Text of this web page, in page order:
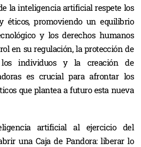
la inteligencia artificial respete los
éticos, promoviendo un equilibrio
y los derechos humanos
en su regulación, la protección de
individuos y la creación de
es crucial para afrontar los
que plantea a futuro esta nueva
artificial al ejercicio del
una Caja de Pandora: liberar lo